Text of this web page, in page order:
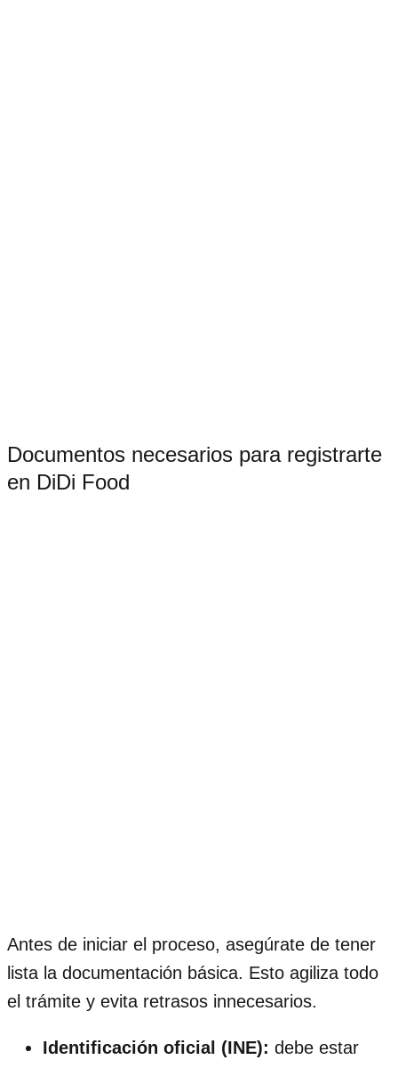
Documentos necesarios para registrarte
en DiDi Food
Antes de iniciar el proceso, asegúrate de tener
lista la documentación básica. Esto agiliza todo
el trámite y evita retrasos innecesarios.
Identificación oficial (INE): debe estar